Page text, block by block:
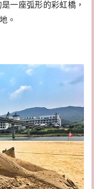
一座弧形的彩虹橋，
。